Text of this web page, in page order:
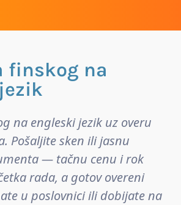
finskog na
na engleski jezik uz overu
Pošaljite sken ili jasnu
— tačnu cenu i rok
rada, a gotov overeni
u poslovnici ili dobijate na